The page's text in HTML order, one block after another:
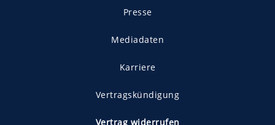
Presse
Mediadaten
Karriere
Vertragskündigung
Vertrag widerrufen